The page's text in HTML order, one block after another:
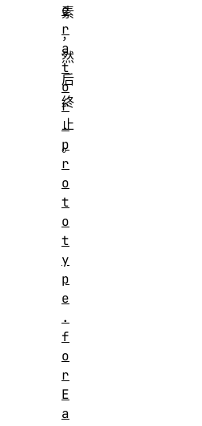
素
，
然
后
终
止
。
e
r
a
t
o
r
.
p
r
o
t
o
t
y
p
e
.
f
o
r
E
a